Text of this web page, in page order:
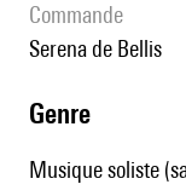
Commande
Serena de Bellis
genre
Musique soliste